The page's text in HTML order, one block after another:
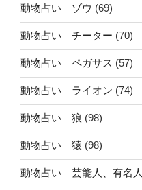
動物占い ゾウ (69)
動物占い チーター (70)
動物占い ペガサス (57)
動物占い ライオン (74)
動物占い 狼 (98)
動物占い 猿 (98)
動物占い 芸能人、有名人